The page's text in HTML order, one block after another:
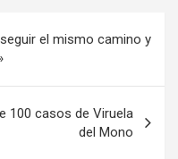
ail
tir
el mismo camino y
100 casos de Viruela
del Mono